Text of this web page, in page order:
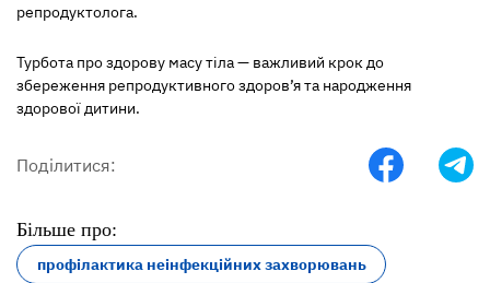
репродуктолога.
Турбота про здорову масу тіла — важливий крок до
збереження репродуктивного здоров’я та народження
здорової дитини.
Поділитися:
Більше про:
профілактика неінфекційних захворювань